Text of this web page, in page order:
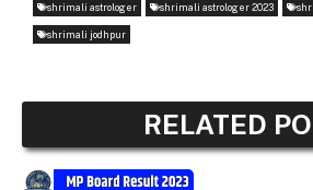
shrimali astrologer shrimali astrologer 2023
shrimali jodhpur
RELATED